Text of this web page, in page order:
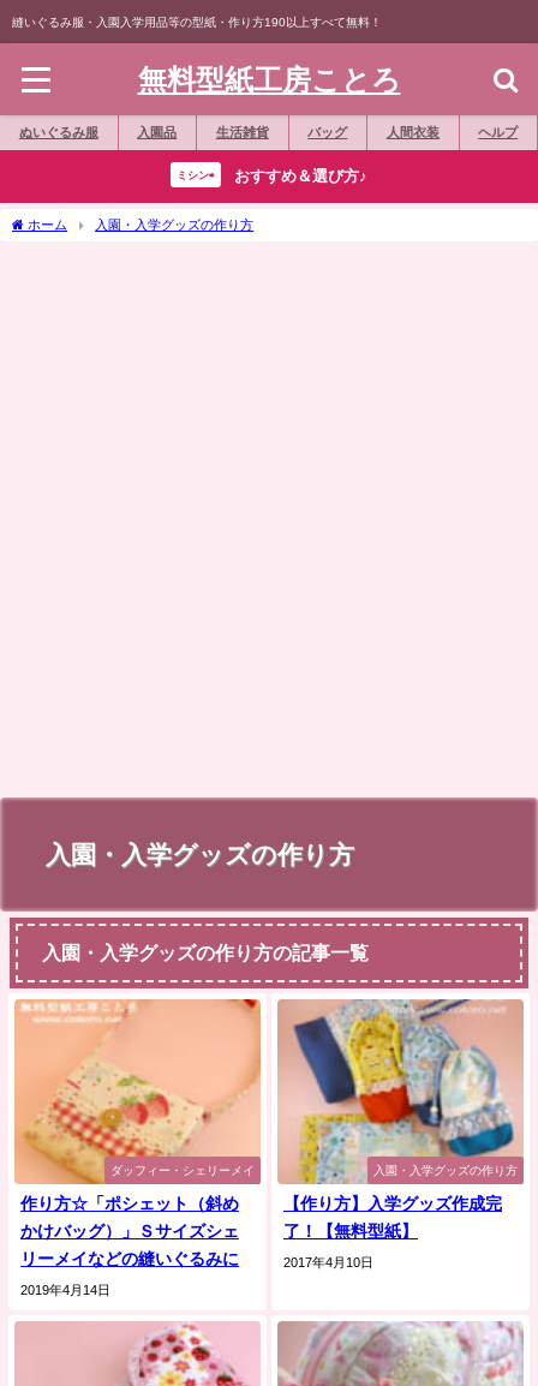
縫いぐるみ服・入園入学用品等の型紙・作り方190以上すべて無料！
無料型紙工房ことろ
ぬいぐるみ服 入園品 生活雑貨 バッグ 人間衣装 ヘルプ
ミシン⇨ おすすめ＆選び方♪
ホーム 入園・入学グッズの作り方
入園・入学グッズの作り方
入園・入学グッズの作り方の記事一覧
ダッフィー・シェリーメイ
作り方☆「ポシェット（斜め
かけバッグ）」Ｓサイズシェ
リーメイなどの縫いぐるみに
2019年4月14日
入園・入学グッズの作り方
【作り方】入学グッズ作成完
了！【無料型紙】
2017年4月10日